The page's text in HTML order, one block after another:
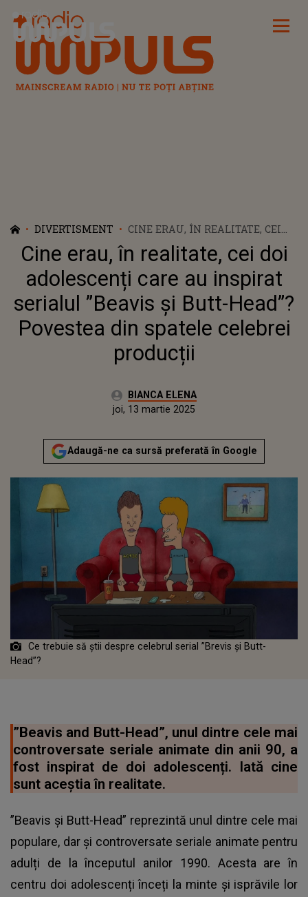
Radio Impuls
DIVERTISMENT
CINE ERAU, ÎN REALITATE, CEI
DOI ADOLESCENȚI CARE AU
INSPIRAT SERIALUL ”BEAVIS ȘI
BUTT-HEAD”? POVESTEA DIN
SPATELE CELEBREI PRODUCȚII
Cine erau, în realitate, cei doi
adolescenți care au inspirat
serialul ”Beavis și Butt-Head”?
Povestea din spatele celebrei
producții
Autor:BIANCA ELENA
Actualizat:
joi, 13 martie 2025
Adaugă-ne ca sursă preferată în Google
Ce trebuie să știi despre celebrul serial ”Brevis și Butt-
Head”?
”Beavis and Butt-Head”, unul dintre cele mai
controversate seriale animate din anii 90, a
fost inspirat de doi adolescenți. Iată cine
sunt aceștia în realitate.
”Beavis și Butt-Head” reprezintă unul dintre cele mai
populare, dar și controversate seriale animate pentru
adulți de la începutul anilor 1990. Acesta are în
centru doi adolescenți înceți la minte și isprăvile lor